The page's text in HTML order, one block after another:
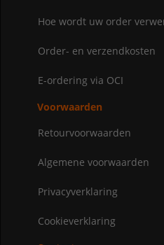
Hoe wordt uw order
Order- en verzendkosten
E-ordering via OCI
Voorwaarden
Retourvoorwaarden
Algemene voorwaarden
Privacyverklaring
Cookieverklaring